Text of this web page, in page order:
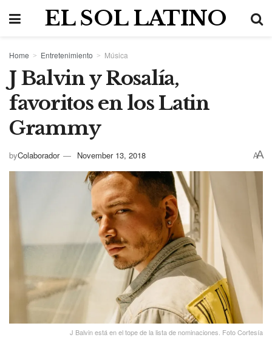
EL SOL LATINO
Home Entretenimiento Música
J Balvin y Rosalía,
favoritos en los Latin
Grammy
byColaborador November 13, 2018 AA
J Balvin está en el tope de la lista de nominaciones. Foto Cortesía